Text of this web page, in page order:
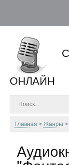
ОНЛАЙН
Главная Жанры